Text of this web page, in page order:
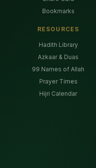
Bookmarks
RESOURCES
Hadith Library
Azkaar & Duas
99 Names of Allah
Prayer Times
Hijri Calendar